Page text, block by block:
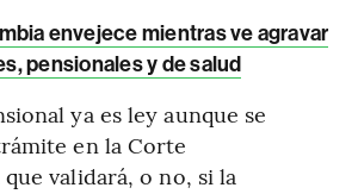
envejece mientras ve agravar
pensionales y de salud
ya es ley aunque se
en la Corte
validará, o no, si la